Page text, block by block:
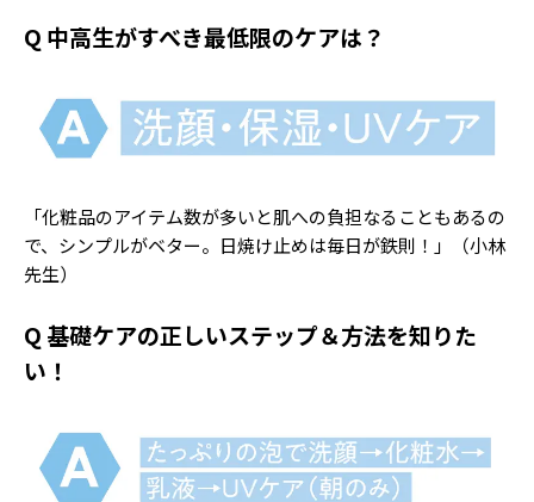
新規会員登録・ログイン
Q 中高生がすべき最低限のケアは？
「化粧品のアイテム数が多いと肌への負担なることもあるの
で、シンプルがベター。日焼け止めは毎日が鉄則！」（小林
先生）
Q 基礎ケアの正しいステップ＆方法を知りた
い！